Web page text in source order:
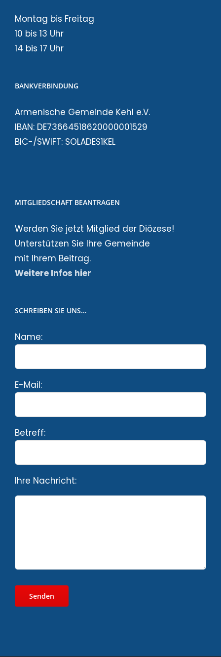
Montag bis Freitag
10 bis 13 Uhr
14 bis 17 Uhr
BANKVERBINDUNG
Armenische Gemeinde Kehl e.V.
IBAN: DE73664518620000001529
BIC-/SWIFT: SOLADES1KEL
MITGLIEDSCHAFT BEANTRAGEN
Werden Sie jetzt Mitglied der Diözese!
Unterstützen Sie Ihre Gemeinde
mit Ihrem Beitrag.
Weitere Infos hier
SCHREIBEN SIE UNS…
Name:
E-Mail:
Betreff:
Ihre Nachricht: